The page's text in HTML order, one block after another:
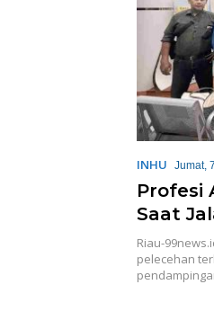
INHU Jumat,
Profesi
Saat
dan
Hukum
Riau-
pelecehan